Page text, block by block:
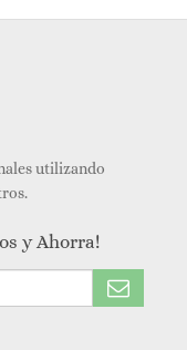
utilizando
y Ahorra!